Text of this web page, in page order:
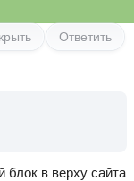
Ответить
блок в верху сайта